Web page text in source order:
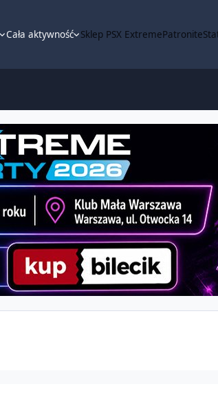
Cała aktywność Sklep PSX ExtremePatronite